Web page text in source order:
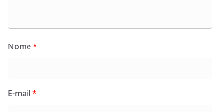
Nome*
E-mail*